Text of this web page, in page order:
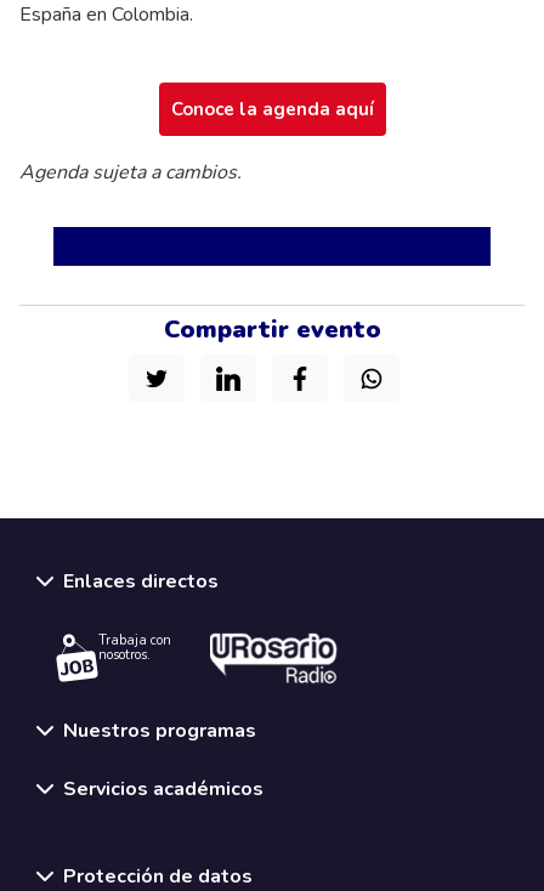
Compartir evento
España en Colombia.
Conoce la agenda aquí
Agenda sujeta a cambios.
Enlaces directos
Trabaja con
nosotros.
Nuestros programas
Servicios académicos
Protección de datos